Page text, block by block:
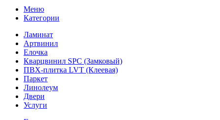
Меню
Категории
Ламинат
Артвинил
Елочка
Кварцвинил SPC (Замковый)
ПВХ-плитка LVT (Клеевая)
Паркет
Линолеум
Двери
Услуги